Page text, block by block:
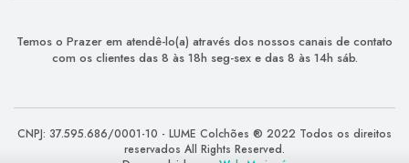
Temos o Prazer em atendê-lo(a) através dos nossos canais de contato
com os clientes das 8 às 18h seg-sex e das 8 às 14h sáb.
CNPJ: 37.595.686/0001-10 - LUME Colchões ® 2022 Todos os direitos
reservados All Rights Reserved.